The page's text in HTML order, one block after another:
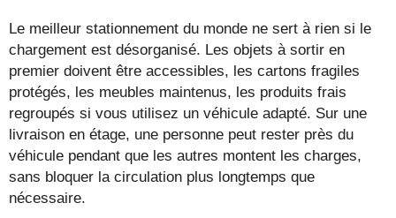
Le meilleur stationnement du monde ne sert à rien si le
chargement est désorganisé. Les objets à sortir en
premier doivent être accessibles, les cartons fragiles
protégés, les meubles maintenus, les produits frais
regroupés si vous utilisez un véhicule adapté. Sur une
livraison en étage, une personne peut rester près du
véhicule pendant que les autres montent les charges,
sans bloquer la circulation plus longtemps que
nécessaire.